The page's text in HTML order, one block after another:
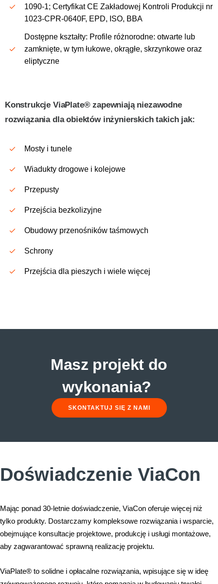
1090-1; Certyfikat CE Zakładowej Kontroli Produkcji nr
1023-CPR-0640F, EPD, ISO, BBA
Dostępne kształty: Profile różnorodne: otwarte lub
zamknięte, w tym łukowe, okrągłe, skrzynkowe oraz
eliptyczne
Konstrukcje ViaPlate® zapewniają niezawodne
rozwiązania dla obiektów inżynierskich takich jak:
Mosty i tunele
Wiadukty drogowe i kolejowe
Przepusty
Przejścia bezkolizyjne
Obudowy przenośników taśmowych
Schrony
Przejścia dla pieszych i wiele więcej
Masz projekt do
wykonania?
SKONTAKTUJ SIĘ Z NAMI
Doświadczenie ViaCon
Mając ponad 30-letnie doświadczenie, ViaCon oferuje więcej niż
tylko produkty. Dostarczamy kompleksowe rozwiązania i wsparcie,
obejmujące konsultacje projektowe, produkcję i usługi montażowe,
aby zagwarantować sprawną realizację projektu.
ViaPlate® to solidne i opłacalne rozwiązania, wpisujące się w ideę